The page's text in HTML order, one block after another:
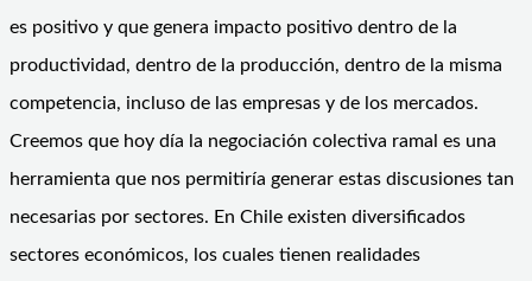
es positivo y que genera impacto positivo dentro de la
productividad, dentro de la producción, dentro de la misma
competencia, incluso de las empresas y de los mercados.
Creemos que hoy día la negociación colectiva ramal es una
herramienta que nos permitiría generar estas discusiones tan
necesarias por sectores. En Chile existen diversificados
sectores económicos, los cuales tienen realidades